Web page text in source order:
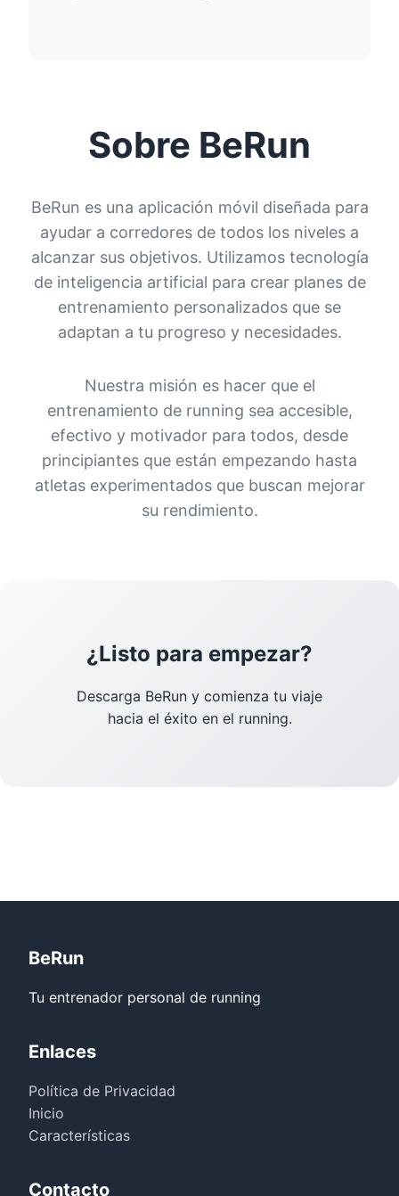
Sobre BeRun
BeRun es una aplicación móvil diseñada para
ayudar a corredores de todos los niveles a
alcanzar sus objetivos. Utilizamos tecnología
de inteligencia artificial para crear planes de
entrenamiento personalizados que se
adaptan a tu progreso y necesidades.
Nuestra misión es hacer que el
entrenamiento de running sea accesible,
efectivo y motivador para todos, desde
principiantes que están empezando hasta
atletas experimentados que buscan mejorar
su rendimiento.
¿Listo para empezar?
Descarga BeRun y comienza tu viaje
hacia el éxito en el running.
BeRun
Tu entrenador personal de running
Enlaces
Política de Privacidad
Inicio
Características
Contacto